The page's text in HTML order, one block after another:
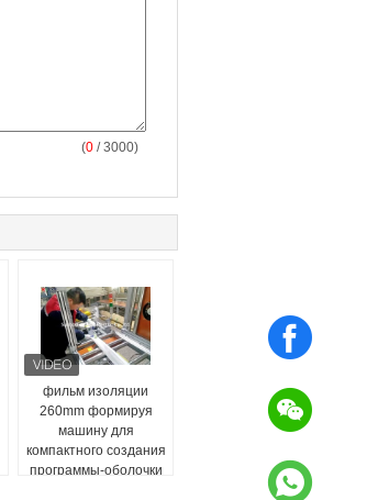
(0 / 3000)
фильм изоляции
260mm формируя
машину для
компактного создания
программы-оболочки